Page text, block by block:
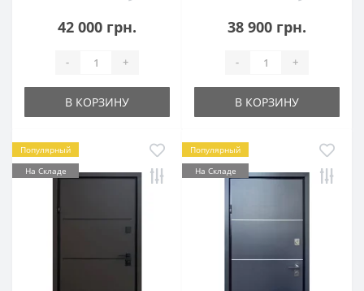
42 000 грн.
- +
В КОРЗИНУ
38 900 грн.
- +
В КОРЗИНУ
Популярный
На Складе
Популярный
На Складе